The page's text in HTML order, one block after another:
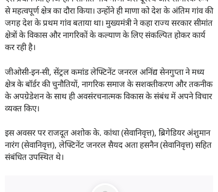
से महत्वपूर्ण क्षेत्र का दौरा किया। उन्होंने ही माणा को देश के अंतिम गांव की
जगह देश के प्रथम गांव बताया था। मुख्यमंत्री ने कहा राज्य सरकार सीमांत
क्षेत्रों के विकास और नागरिकों के कल्याण के लिए संकल्पित होकर कार्य
कर रही है।
जीओसी-इन-सी, सेंट्रल कमांड लेफ्टिनेंट जनरल अनिंद्य सेनगुप्ता ने मध्य
क्षेत्र के बॉर्डर की चुनौतियों, नागरिक समाज के सशक्तीकरण और तकनीक
के अपग्रेडेशन के साथ ही अवसंरचनात्मक विकास के संबंध में अपने विचार
व्यक्त किए।
इस अवसर पर राजदूत अशोक के. कांथा (सेवानिवृत्त), ब्रिगेडियर अंशुमान
नारंग (सेवानिवृत्त), लेफ्टिनेंट जनरल सैयद अता हसनैन (सेवानिवृत्त) सहित
संबंधित उपस्थित थे।